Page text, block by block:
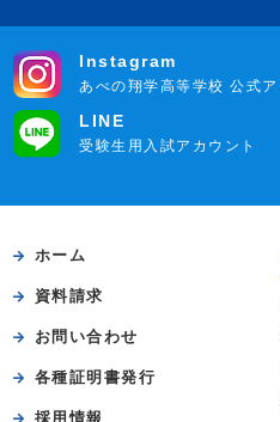
Instagram
あべの翔学高等学校 公式ア
LINE
受験生用入試アカウント
ホーム
資料請求
お問い合わせ
各種証明書発行
採用情報